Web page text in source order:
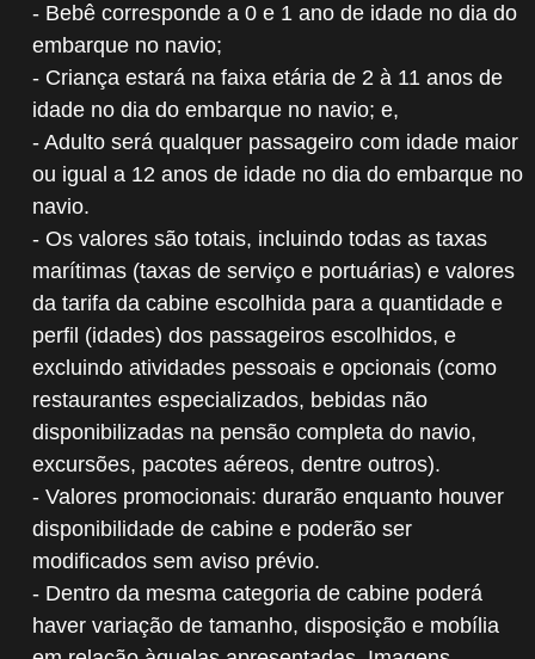
- Bebê corresponde a 0 e 1 ano de idade no dia do
embarque no navio;
- Criança estará na faixa etária de 2 à 11 anos de
idade no dia do embarque no navio; e,
- Adulto será qualquer passageiro com idade maior
ou igual a 12 anos de idade no dia do embarque no
navio.
- Os valores são totais, incluindo todas as taxas
marítimas (taxas de serviço e portuárias) e valores
da tarifa da cabine escolhida para a quantidade e
perfil (idades) dos passageiros escolhidos, e
excluindo atividades pessoais e opcionais (como
restaurantes especializados, bebidas não
disponibilizadas na pensão completa do navio,
excursões, pacotes aéreos, dentre outros).
- Valores promocionais: durarão enquanto houver
disponibilidade de cabine e poderão ser
modificados sem aviso prévio.
- Dentro da mesma categoria de cabine poderá
haver variação de tamanho, disposição e mobília